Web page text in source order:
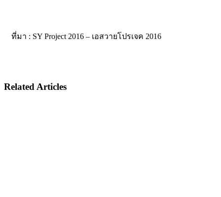
ที่มา : SY Project 2016 – เอสวายโปรเจค 2016
Related Articles